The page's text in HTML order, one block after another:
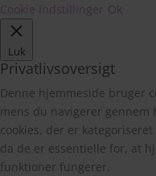
Cookie Indstillinger Ok
Luk
Privatlivsoversigt
Denne hjemmeside bruger
mens du navigerer gennem
cookies, der er
da de er essentielle for, at
funktioner fungerer.